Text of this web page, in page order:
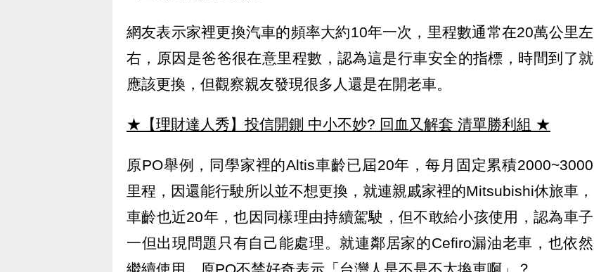
網友表示家裡更換汽車的頻率大約10年一次，里程數通常在20萬公里左
右，原因是爸爸很在意里程數，認為這是行車安全的指標，時間到了就
應該更換，但觀察親友發現很多人還是在開老車。
★【理財達人秀】投信開鍘 中小不妙? 回血又解套 清單勝利組 ★
原PO舉例，同學家裡的Altis車齡已屆20年，每月固定累積2000~3000
里程，因還能行駛所以並不想更換，就連親戚家裡的Mitsubishi休旅車，
車齡也近20年，也因同樣理由持續駕駛，但不敢給小孩使用，認為車子
一但出現問題只有自己能處理。就連鄰居家的Cefiro漏油老車，也依然